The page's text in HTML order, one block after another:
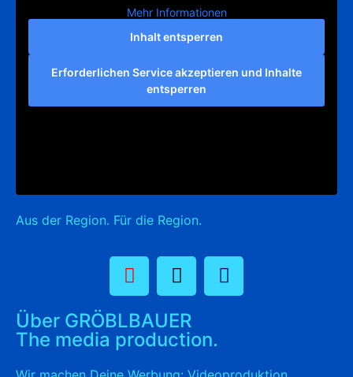
Mehr Informationen
Inhalt entsperren
Erforderlichen Service akzeptieren und Inhalte
entsperren
Aus der Region. Für die Region.
Über GRÖBLBAUER
The media production.